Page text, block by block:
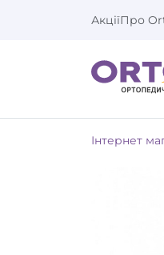
АкціїПро
Інтернет